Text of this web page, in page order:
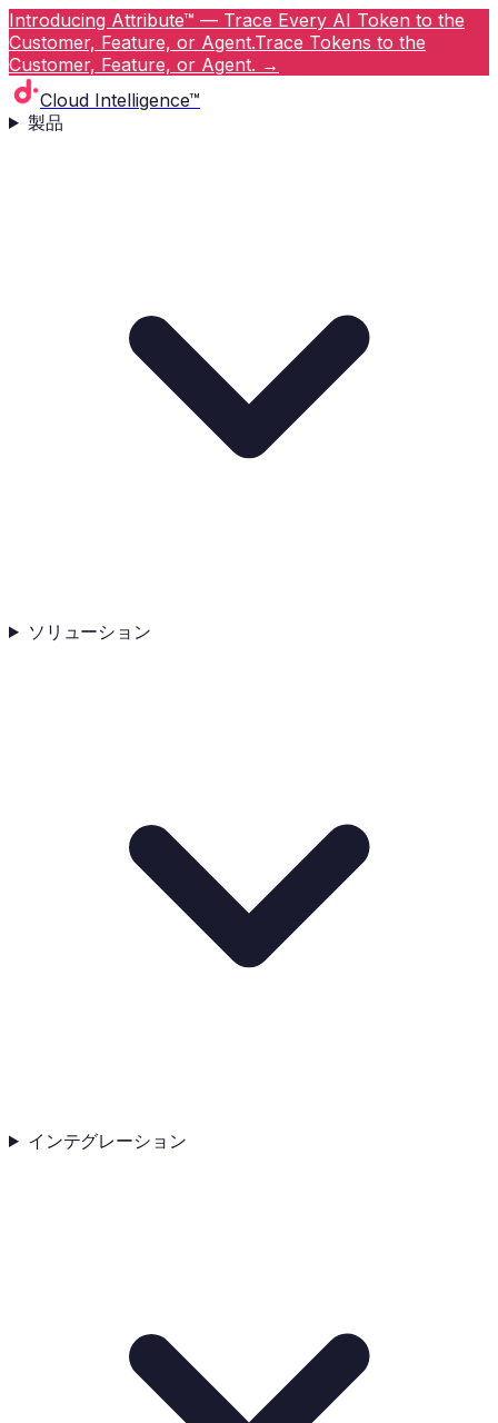
Introducing Attribute™ — Trace Every AI Token to the
Customer, Feature, or Agent.Trace Tokens to the
Customer, Feature, or Agent. →
Cloud Intelligence™
製品
ソリューション
インテグレーション